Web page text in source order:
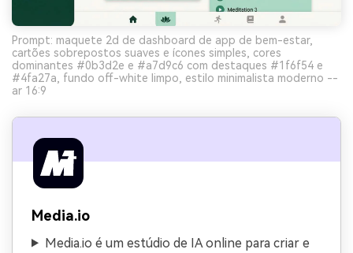
Prompt: maquete 2d de dashboard de app de bem-estar,
cartões sobrepostos suaves e ícones simples, cores
dominantes #0b3d2e e #a7d9c6 com destaques #1f6f54 e
#4fa27a, fundo off-white limpo, estilo minimalista moderno --
ar 16:9
Media.io
Media.io é um estúdio de IA online para criar e